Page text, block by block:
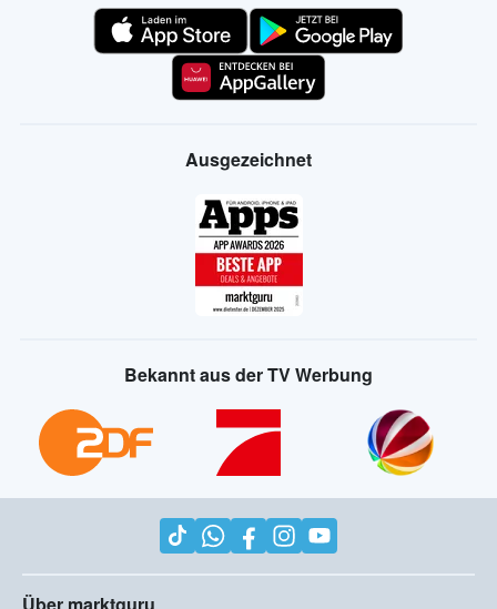
Ausgezeichnet
Bekannt aus der TV Werbung